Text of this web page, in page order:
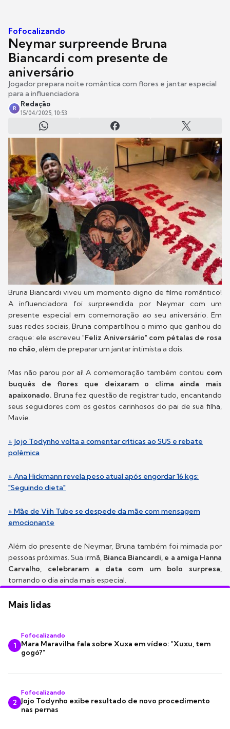
Fofocalizando
Neymar surpreende Bruna
Biancardi com presente de
aniversário
Jogador prepara noite romântica com flores e jantar especial
para a influenciadora
R
Redação
15/04/2025, 10:53
Bruna Biancardi viveu um momento digno de filme romântico!
A influenciadora foi surpreendida por Neymar com um
presente especial em comemoração ao seu aniversário. Em
suas redes sociais, Bruna compartilhou o mimo que ganhou do
craque: ele escreveu "Feliz Aniversário" com pétalas de rosa
no chão,além de preparar um jantar intimista a dois.
Mas não parou por aí! A comemoração também contou com
buquês de flores que deixaram o clima ainda mais
apaixonado. Bruna fez questão de registrar tudo, encantando
seus seguidores com os gestos carinhosos do pai de sua filha,
Mavie.
+ Jojo Todynho volta a comentar críticas ao SUS e rebate
polêmica
+ Ana Hickmann revela peso atual após engordar 16 kgs:
"Seguindo dieta"
+ Mãe de Viih Tube se despede da mãe com mensagem
emocionante
Além do presente de Neymar, Bruna também foi mimada por
pessoas próximas. Sua irmã, Bianca Biancardi, e a amiga Hanna
Carvalho, celebraram a data com um bolo surpresa,
tornando o dia ainda mais especial.
Mais lidas
1
Fofocalizando
Mara Maravilha fala sobre Xuxa em vídeo: "Xuxu, tem
gogó?"
2
Fofocalizando
Jojo Todynho exibe resultado de novo procedimento
nas pernas